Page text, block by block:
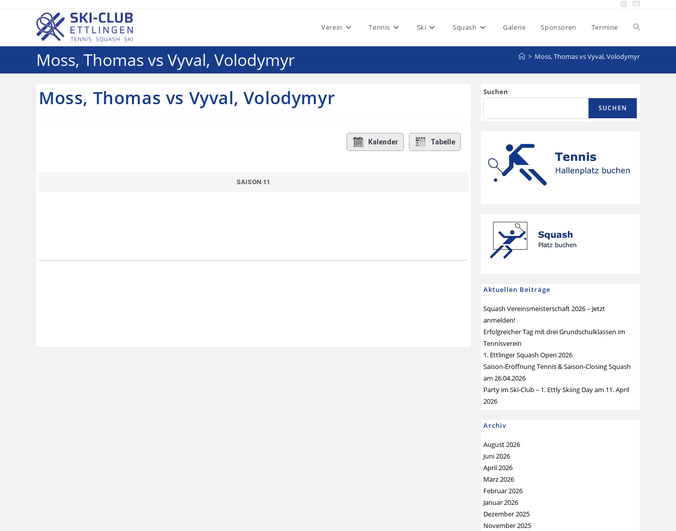
Verein Tennis Ski Squash Galerie Sponsoren Termine
Moss, Thomas vs Vyval, Volodymyr > Moss, Thomas vs Vyval, Volodymyr
Moss, Thomas vs Vyval, Volodymyr
Kalender Tabelle
SAISON 11
Suchen
SUCHEN
Aktuellen Beiträge
Squash Vereinsmeisterschaft 2026 – Jetzt
anmelden!
Erfolgreicher Tag mit drei Grundschulklassen im
Tennisverein
1. Ettlinger Squash Open 2026
Saison-Eröffnung Tennis & Saison-Closing Squash
am 26.04.2026
Party im Ski-Club – 1. Ettly Skiing Day am 11. April
2026
Archiv
August 2026
Juni 2026
April 2026
März 2026
Februar 2026
Januar 2026
Dezember 2025
November 2025